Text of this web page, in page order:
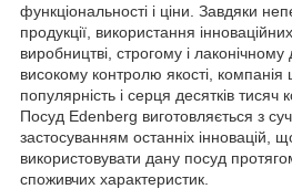
функціональності і ціни. Завдяки
продукції, використання
виробництві, строгому і лаконічному
високому контролю якості,
популярність і серця десятків тисяч
Посуд Edenberg виготовляється з
застосуванням останніх інновацій,
використовувати дану посуд
споживчих характеристик.